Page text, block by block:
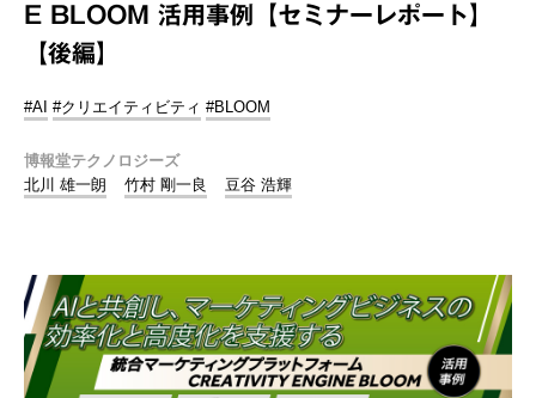
E BLOOM 活用事例【セミナーレポート】
【後編】
#AI #クリエイティビティ #BLOOM
博報堂テクノロジーズ
北川 雄一朗
竹村 剛一良 豆谷 浩輝